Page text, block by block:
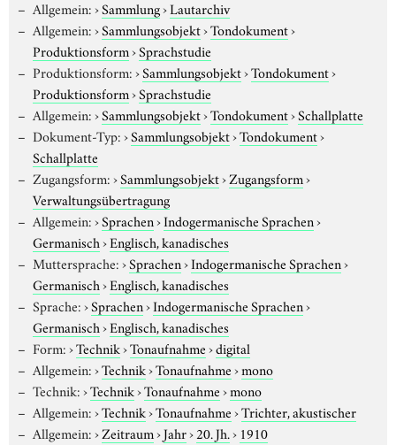
Allgemein:›Sammlung›Lautarchiv
Allgemein:›Sammlungsobjekt›Tondokument›
Produktionsform›Sprachstudie
Produktionsform:›Sammlungsobjekt›Tondokument›
Produktionsform›Sprachstudie
Allgemein:›Sammlungsobjekt›Tondokument›Schallplatte
Dokument-Typ:›Sammlungsobjekt›Tondokument›
Schallplatte
Zugangsform:›Sammlungsobjekt›Zugangsform›
Verwaltungsübertragung
Allgemein:›Sprachen›Indogermanische Sprachen›
Germanisch›Englisch, kanadisches
Muttersprache:›Sprachen›Indogermanische Sprachen›
Germanisch›Englisch, kanadisches
Sprache:›Sprachen›Indogermanische Sprachen›
Germanisch›Englisch, kanadisches
Form:›Technik›Tonaufnahme›digital
Allgemein:›Technik›Tonaufnahme›mono
Technik:›Technik›Tonaufnahme›mono
Allgemein:›Technik›Tonaufnahme›Trichter, akustischer
Allgemein:›Zeitraum›Jahr›20. Jh.› 1910